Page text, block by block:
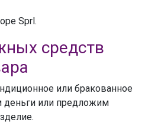
Sprl.
средств
или бракованное
или предложим